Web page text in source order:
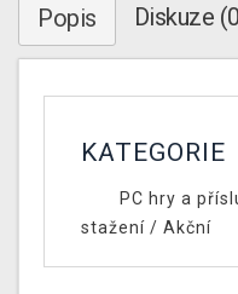
Popis Diskuze
KATEGORIE
PC hry a
stažení / Akční